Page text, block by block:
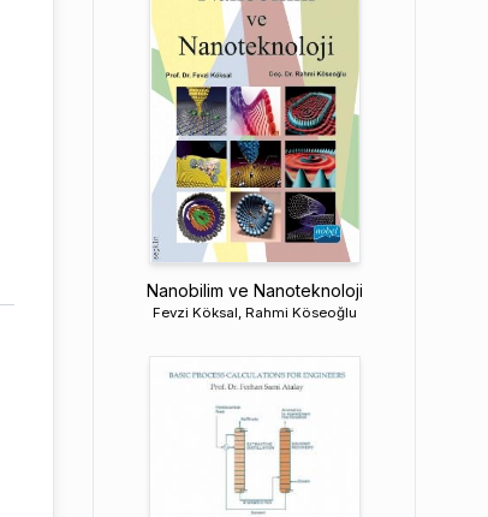
Nanobilim ve Nanoteknoloji
Fevzi Köksal, Rahmi Köseoğlu